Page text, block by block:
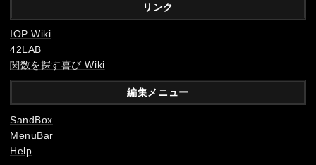
リンク
IOP Wiki
42LAB
関数を探す喜び Wiki
編集メニュー
SandBox
MenuBar
Help